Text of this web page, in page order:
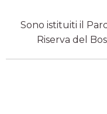
Sono istituiti il
Riserva del